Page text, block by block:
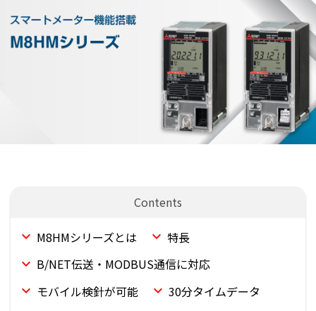
M8HMシリーズとは
特長
B/NET伝送・MODBUS通信に対応
モバイル検針が可能
30分タイムデータ